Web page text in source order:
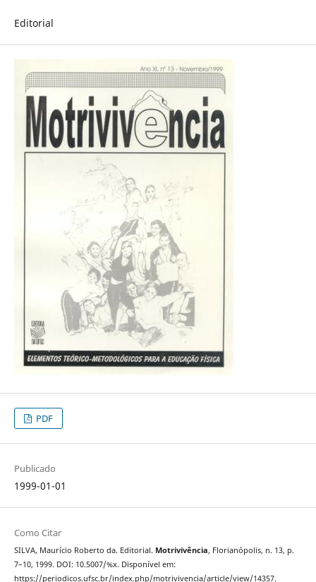
Editorial
PDF
Publicado
1999-01-01
Como Citar
SILVA, Maurício Roberto da. Editorial. Motrivivência, Florianópolis, n. 13, p.
7–10, 1999. DOI: 10.5007/%x. Disponível em:
https://periodicos.ufsc.br/index.php/motrivivencia/article/view/14357.